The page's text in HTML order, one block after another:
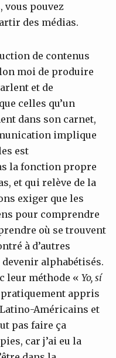
vous pouvez
des médias.
de contenus
moi de produire
et de
celles qu’un
dans son carnet,
implique
est
la fonction propre
et qui relève de la
exiger que les
pour comprendre
où se trouvent
à d’autres
alphabétisés.
leur méthode « Yo, sí
appris
Américains et
pas faire ça
car j’ai eu la